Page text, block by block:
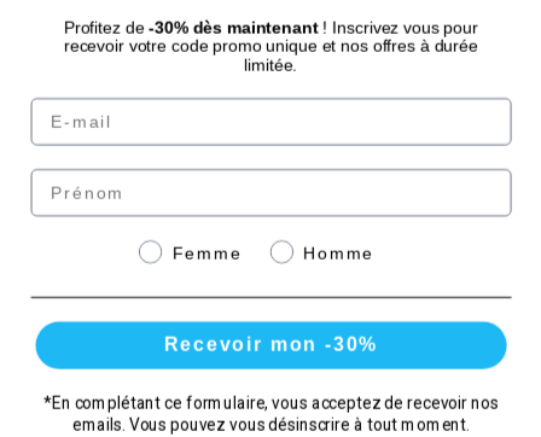
© Laboratoire des GRANIONS 2026 | Pagamento sicuro | *Norma AFNOR NF EN
17444. Vedi scheda prodotto.
Paga in modo sicuro con
Profitez de -30% dès maintenant! Inscrivez vous pour
recevoir votre code promo unique et nos offres à durée
limitée.
Email
Prénom
GenreFemme Homme
Recevoir mon -30%
*En complétant ce formulaire, vous acceptez de recevoir nos
emails. Vous pouvez vous désinscrire à tout moment.